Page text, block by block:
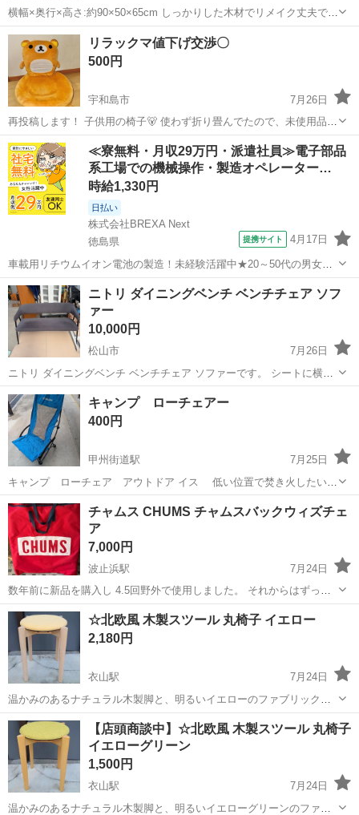
横幅×奥行×高さ:約90×50×65cm しっかりした木材でリメイク丈夫です
取りに来て頂ける方でお願いします
愛媛 喜多郡 内子駅 椅子
リラックマ値下げ交渉〇
500円
宇和島市
7月26日
再投稿します！ 子供用の椅子🐻 使わず折り畳んでたので、未使用品で
す。 めちゃくちゃ可愛いです。 取りに来て頂ける方、いかがですか？
愛媛 宇和島市 椅子 リラックマ
≪寮無料・月収29万円・派遣社員≫電子部品
系工場での機械操作・製造オペレーター…
時給1,330円
日払い
株式会社BREXA Next
徳島県
提携サイト 4月17日
車載用リチウムイオン電池の製造！未経験活躍中★20～50代の男女活
躍中！寮費無料★備品付き1R寮完備！自宅からマイカー通勤OK！無料
駐車場完備◎正社員登用制度あり！《徳島県板野郡松茂町》 人気の工
場のお仕事 ◇車載用リチウ...
徳島 その他
ニトリ ダイニングベンチ ベンチチェア ソフ
ァー
10,000円
松山市
7月26日
ニトリ ダイニングベンチ ベンチチェア ソファーです。 シートに横線
が入ってます。画像4枚目 後は目立った汚れもなく傷もありません。
綺麗だと思います。 大きさ 横幅約127cm 高さ約38...
愛媛 松山市
キャンプ ローチェアー
400円
甲州街道駅
7月25日
キャンプ ローチェア アウトドア イス 低い位置で焚き火したい人
テーブルで低いイスがほいしひと 格安です Amazonで3000円くらいし
てました
愛媛 新居浜市
チャムス CHUMS チャムスバックウィズチェ
ア
7,000円
波止浜駅
7月24日
数年前に新品を購入し 4.5回野外で使用しました。 それからはずっと
保管していました。 目立った汚れ等はありませんが スレや小傷、薄ら
汚れはあります。 約H 73 x W 58 x D 40 cm 〈収納時〉H 70 x ...
愛媛 今治市 波止浜駅 椅子 CHUMS
☆北欧風 木製スツール 丸椅子 イエロー
2,180円
衣山駅
7月24日
温かみのあるナチュラル木製脚と、明るいイエローのファブリック座
面が印象的な丸スツール（丸椅子）です。 北欧テイストやナチュラル
テイストのお部屋によく馴染むデザインです。 【商品の機能・おすす
めポイント】 ・クッショ...
愛媛 松山市 衣山駅 椅子 木製
【店頭商談中】☆北欧風 木製スツール 丸椅子
イエローグリーン
1,500円
衣山駅
7月24日
温かみのあるナチュラル木製脚と、明るいイエローグリーンのファブ